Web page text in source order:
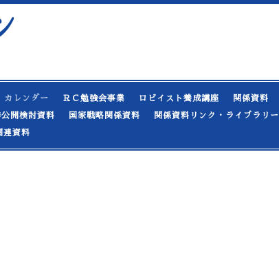
カレンダー ＲＣ勉強会事業 ロビイスト養成講座 関係資料
公開検討資料 国家戦略関係資料 関係資料リンク・ライブラリー
連資料